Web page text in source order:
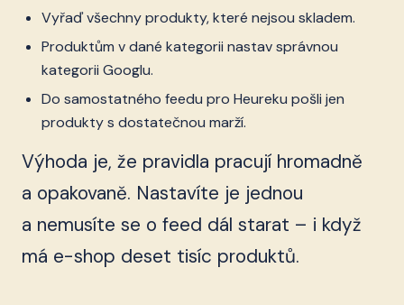
Vyřaď všechny produkty, které nejsou skladem.
Produktům v dané kategorii nastav správnou
kategorii Googlu.
Do samostatného feedu pro Heureku pošli jen
produkty s dostatečnou marží.
Výhoda je, že pravidla pracují hromadně
a opakovaně. Nastavíte je jednou
a nemusíte se o feed dál starat – i když
má e-shop deset tisíc produktů.